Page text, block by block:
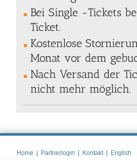
Bei Single -Tickets
Ticket.
Kostenlose
Monat vor dem
Nach Versand der
nicht mehr möglich.
Home Partnerlogin Kontakt English